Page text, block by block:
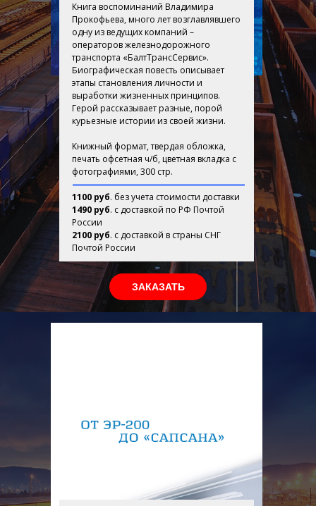
Книга воспоминаний Владимира
Прокофьева, много лет возглавлявшего
одну из ведущих компаний –
операторов железнодорожного
транспорта «БалтТрансСервис».
Биографическая повесть описывает
этапы становления личности и
выработки жизненных принципов.
Герой рассказывает разные, порой
курьезные истории из своей жизни.
Книжный формат, твердая обложка,
печать офсетная ч/б, цветная вкладка с
фотографиями, 300 стр.
1100 руб. без учета стоимости доставки
1490 руб. с доставкой по РФ Почтой
России
2100 руб. с доставкой в страны СНГ
Почтой России
ЗАКАЗАТЬ